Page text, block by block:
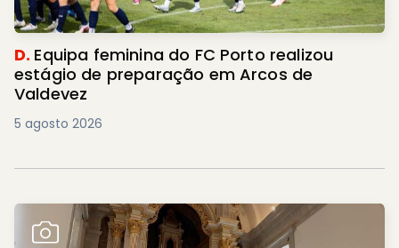
D. Equipa feminina do FC Porto realizou
estágio de preparação em Arcos de
Valdevez
5 agosto 2026